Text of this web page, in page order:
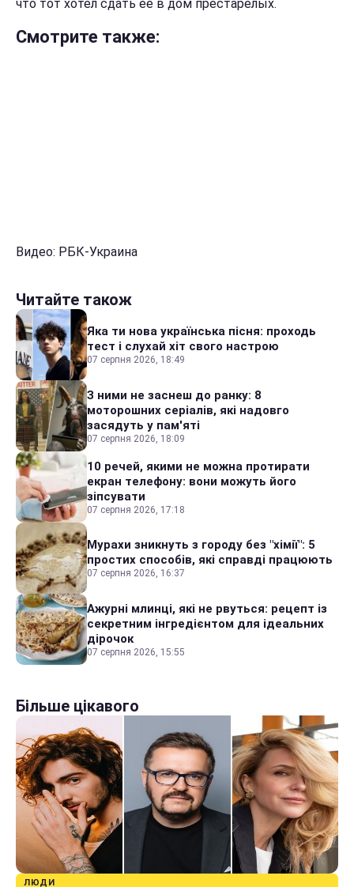
что тот хотел сдать ее в дом престарелых.
Смотрите также:
Видео: РБК-Украина
Читайте також
Яка ти нова українська пісня: проходь
тест і слухай хіт свого настрою
07 серпня 2026, 18:49
З ними не заснеш до ранку: 8
моторошних серіалів, які надовго
засядуть у пам'яті
07 серпня 2026, 18:09
10 речей, якими не можна протирати
екран телефону: вони можуть його
зіпсувати
07 серпня 2026, 17:18
Мурахи зникнуть з городу без "хімії": 5
простих способів, які справді працюють
07 серпня 2026, 16:37
Ажурні млинці, які не рвуться: рецепт із
секретним інгредієнтом для ідеальних
дірочок
07 серпня 2026, 15:55
Більше цікавого
ЛЮДИ